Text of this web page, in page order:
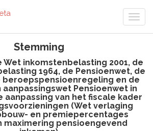
Stemming
Wet inkomstenbelasting 2001, de
1964, de Pensioenwet, de
en de
aanpassingswet Pensioenwet in
aanpassing van het fiscale kader
(Wet verlaging
en premiepercentages
maximering pensioengevend